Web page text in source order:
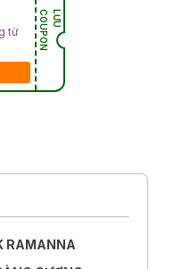
từ
L
Ư
U
C
O
U
P
O
N
RAMANNA